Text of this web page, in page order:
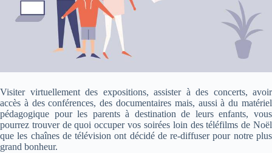
Visiter virtuellement des expositions, assister à des concerts, avoir
accès à des conférences, des documentaires mais, aussi à du matériel
pédagogique pour les parents à destination de leurs enfants, vous
pourrez trouver de quoi occuper vos soirées loin des téléfilms de Noël
que les chaînes de télévision ont décidé de re-diffuser pour notre plus
grand bonheur.